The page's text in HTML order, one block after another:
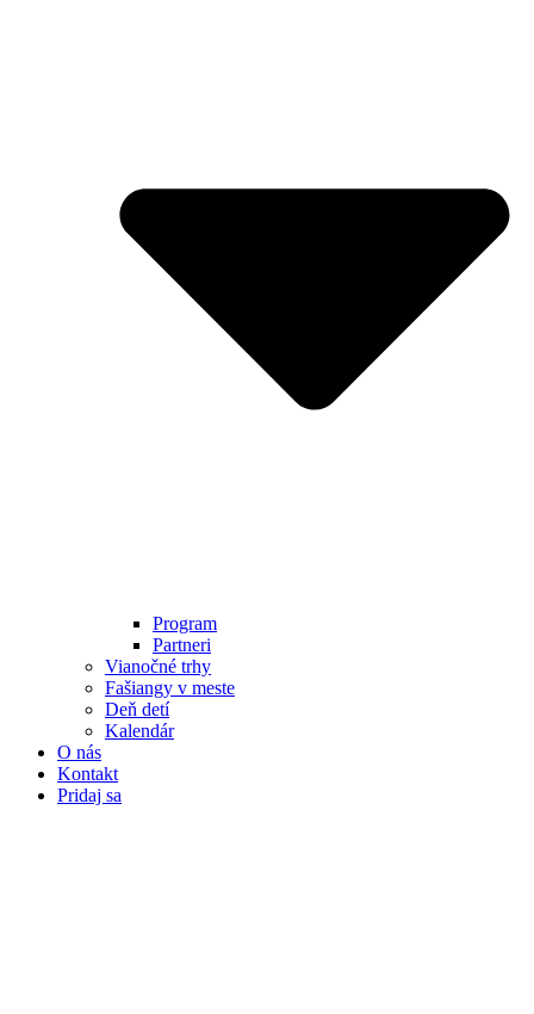
Program
Partneri
Vianočné trhy
Fašiangy v meste
Deň detí
Kalendár
O nás
Kontakt
Pridaj sa